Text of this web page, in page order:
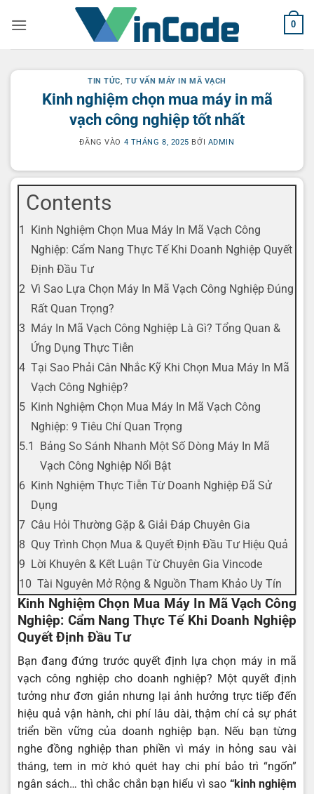
qua
0
TIN TỨC,TƯ VẤN MÁY IN MÃ VẠCH
Kinh nghiệm chọn mua máy in mã
vạch công nghiệp tốt nhất
ĐĂNG VÀO 4 THÁNG 8, 2025 BỞI ADMIN
Contents
Kinh Nghiệm Chọn Mua Máy In Mã Vạch Công
Nghiệp: Cẩm Nang Thực Tế Khi Doanh Nghiệp Quyết
Định Đầu Tư
Vì Sao Lựa Chọn Máy In Mã Vạch Công Nghiệp Đúng
Rất Quan Trọng?
Máy In Mã Vạch Công Nghiệp Là Gì? Tổng Quan &
Ứng Dụng Thực Tiễn
Tại Sao Phải Cân Nhắc Kỹ Khi Chọn Mua Máy In Mã
Vạch Công Nghiệp?
Kinh Nghiệm Chọn Mua Máy In Mã Vạch Công
Nghiệp: 9 Tiêu Chí Quan Trọng
Bảng So Sánh Nhanh Một Số Dòng Máy In Mã
Vạch Công Nghiệp Nổi Bật
Kinh Nghiệm Thực Tiễn Từ Doanh Nghiệp Đã Sử
Dụng
Câu Hỏi Thường Gặp & Giải Đáp Chuyên Gia
Quy Trình Chọn Mua & Quyết Định Đầu Tư Hiệu Quả
Lời Khuyên & Kết Luận Từ Chuyên Gia Vincode
Tài Nguyên Mở Rộng & Nguồn Tham Khảo Uy Tín
Kinh Nghiệm Chọn Mua Máy In Mã Vạch Công
Nghiệp: Cẩm Nang Thực Tế Khi Doanh Nghiệp
Quyết Định Đầu Tư
Bạn đang đứng trước quyết định lựa chọn máy in mã
vạch công nghiệp cho doanh nghiệp? Một quyết định
tưởng như đơn giản nhưng lại ảnh hưởng trực tiếp đến
hiệu quả vận hành, chi phí lâu dài, thậm chí cả sự phát
triển bền vững của doanh nghiệp bạn. Nếu bạn từng
nghe đồng nghiệp than phiền vì máy in hỏng sau vài
tháng, tem in mờ khó quét hay chi phí bảo trì “ngốn”
ngân sách… thì chắc chắn bạn hiểu vì sao “kinh nghiệm